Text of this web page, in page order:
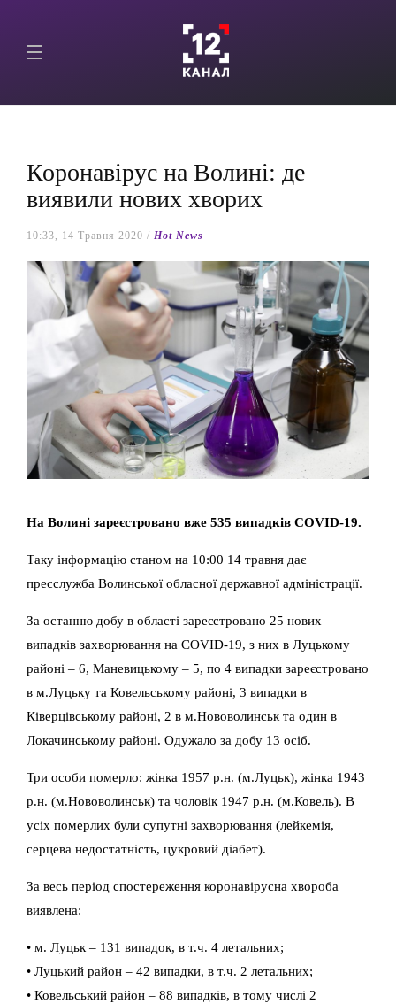
Коронавірус на Волині: де
виявили нових хворих
10:33, 14 Травня 2020 / Hot News
На Волині зареєстровано вже 535 випадків COVID-19.
Таку інформацію станом на 10:00 14 травня дає
пресслужба Волинської обласної державної адміністрації.
За останню добу в області зареєстровано 25 нових
випадків захворювання на COVID-19, з них в Луцькому
районі – 6, Маневицькому – 5, по 4 випадки зареєстровано
в м.Луцьку та Ковельському районі, 3 випадки в
Ківерцівському районі, 2 в м.Нововолинськ та один в
Локачинському районі. Одужало за добу 13 осіб.
Три особи померло: жінка 1957 р.н. (м.Луцьк), жінка 1943
р.н. (м.Нововолинськ) та чоловік 1947 р.н. (м.Ковель). В
усіх померлих були супутні захворювання (лейкемія,
серцева недостатність, цукровий діабет).
За весь період спостереження коронавірусна хвороба
виявлена:
• м. Луцьк – 131 випадок, в т.ч. 4 летальних;
• Луцький район – 42 випадки, в т.ч. 2 летальних;
• Ковельський район – 88 випадків, в тому числі 2